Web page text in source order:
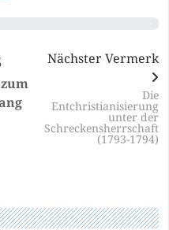
Nächster Vermerk
Die
Entchristianisierung
unter der
Schreckensherrschaft
(1793-1794)